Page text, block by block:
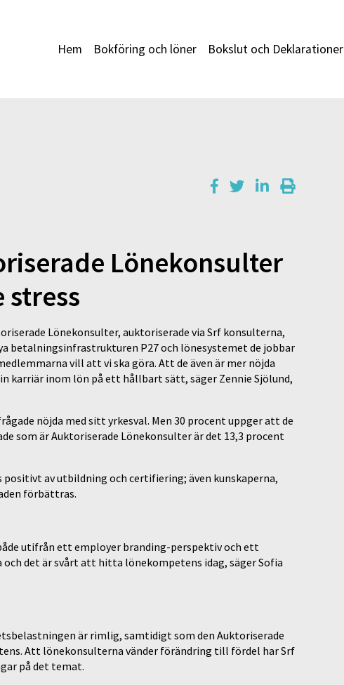
Hem Bokföring och löner Bokslut och Deklarationer
Lönekonsulter
stress
Lönekonsulter, auktoriserade via Srf konsulterna,
betalningsinfrastrukturen P27 och lönesystemet de jobbar
vill att vi ska göra. Att de även är mer nöjda
karriär inom lön på ett hållbart sätt, säger Zennie Sjölund,
nöjda med sitt yrkesval. Men 30 procent uppger att de
som är Auktoriserade Lönekonsulter är det 13,3 procent
av utbildning och certifiering; även kunskaperna,
förbättras.
utifrån ett employer branding-perspektiv och ett
det är svårt att hitta lönekompetens idag, säger Sofia
är rimlig, samtidigt som den Auktoriserade
Att lönekonsulterna vänder förändring till fördel har Srf
på det temat.